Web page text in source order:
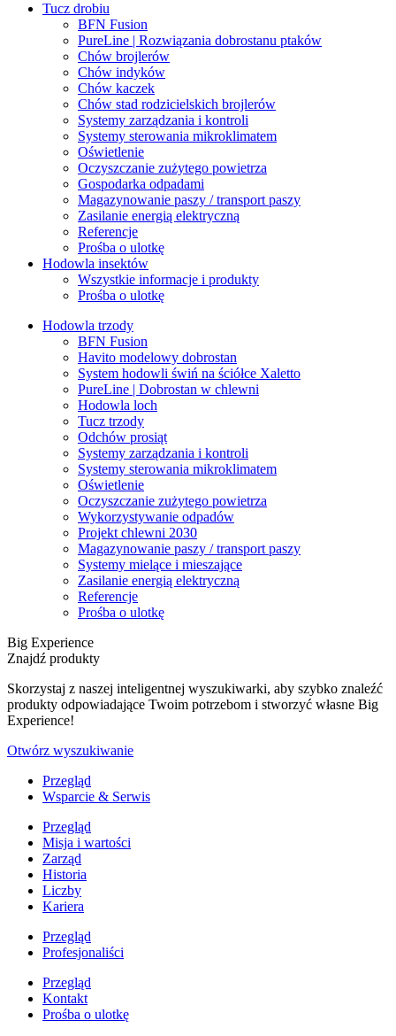
Tucz drobiu
BFN Fusion
PureLine | Rozwiązania dobrostanu ptaków
Chów brojlerów
Chów indyków
Chów kaczek
Chów stad rodzicielskich brojlerów
Systemy zarządzania i kontroli
Systemy sterowania mikroklimatem
Oświetlenie
Oczyszczanie zużytego powietrza
Gospodarka odpadami
Magazynowanie paszy / transport paszy
Zasilanie energią elektryczną
Referencje
Prośba o ulotkę
Hodowla insektów
Wszystkie informacje i produkty
Prośba o ulotkę
Hodowla trzody
BFN Fusion
Havito modelowy dobrostan
System hodowli świń na ściółce Xaletto
PureLine | Dobrostan w chlewni
Hodowla loch
Tucz trzody
Odchów prosiąt
Systemy zarządzania i kontroli
Systemy sterowania mikroklimatem
Oświetlenie
Oczyszczanie zużytego powietrza
Wykorzystywanie odpadów
Projekt chlewni 2030
Magazynowanie paszy / transport paszy
Systemy mielące i mieszające
Zasilanie energią elektryczną
Referencje
Prośba o ulotkę
Big Experience
Znajdź produkty
Skorzystaj z naszej inteligentnej wyszukiwarki, aby szybko znaleźć
produkty odpowiadające Twoim potrzebom i stworzyć własne Big
Experience!
Otwórz wyszukiwanie
Przegląd
Wsparcie & Serwis
Przegląd
Misja i wartości
Zarząd
Historia
Liczby
Kariera
Przegląd
Profesjonaliści
Przegląd
Kontakt
Prośba o ulotkę